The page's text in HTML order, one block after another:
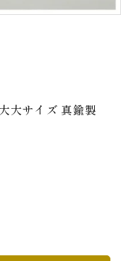
大サイズ 真鍮製